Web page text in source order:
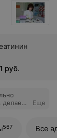
руб.
делает
Еще
567 Все